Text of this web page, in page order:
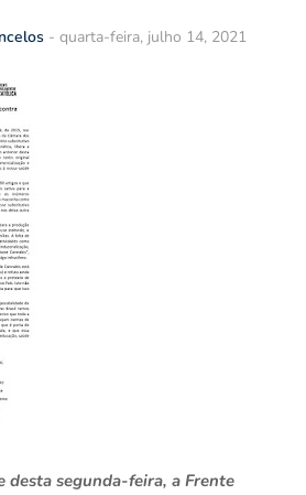
- quarta-feira, julho 14, 2021
desta segunda-feira, a Frente